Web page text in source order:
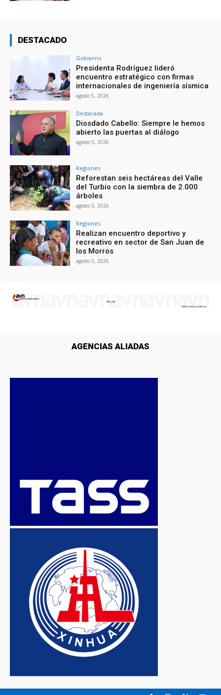
DESTACADO
Gobierno
Presidenta Rodríguez lideró
encuentro estratégico con firmas
internacionales de ingeniería sísmica
agosto 5, 2026
Destacada
Diosdado Cabello: Siempre le hemos
abierto las puertas al diálogo
agosto 5, 2026
Regiones
Reforestan seis hectáreas del Valle
del Turbio con la siembra de 2.000
árboles
agosto 5, 2026
Regiones
Realizan encuentro deportivo y
recreativo en sector de San Juan de
los Morros
agosto 5, 2026
AGENCIAS ALIADAS